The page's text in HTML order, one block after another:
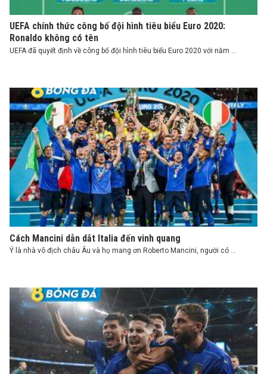
UEFA chính thức công bố đội hình tiêu biểu Euro 2020:
Ronaldo không có tên
UEFA đã quyết định về công bố đội hình tiêu biểu Euro 2020 với năm ...
Cách Mancini dẫn dắt Italia đến vinh quang
Ý là nhà vô địch châu Âu và họ mang ơn Roberto Mancini, người có ...